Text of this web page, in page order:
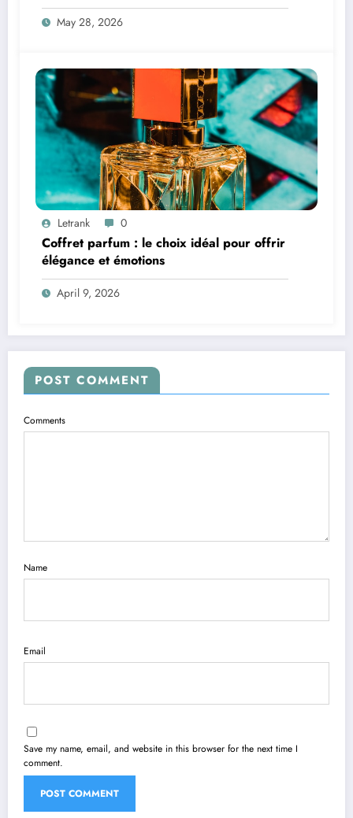
May 28, 2026
Letrank 0
Coffret parfum : le choix idéal pour offrir
élégance et émotions
April 9, 2026
POST COMMENT
Comments
Name
Email
Save my name, email, and website in this browser for the next time I
comment.